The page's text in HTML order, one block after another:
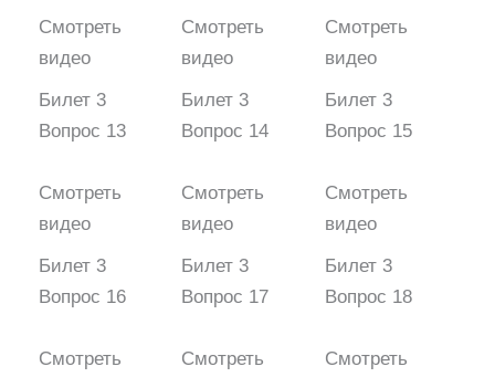
Смотреть
видео
Смотреть
видео
Смотреть
видео
Билет 3
Вопрос 13
Смотреть
видео
Билет 3
Вопрос 14
Смотреть
видео
Билет 3
Вопрос 15
Смотреть
видео
Билет 3
Вопрос 16
Смотреть
Билет 3
Вопрос 17
Смотреть
Билет 3
Вопрос 18
Смотреть